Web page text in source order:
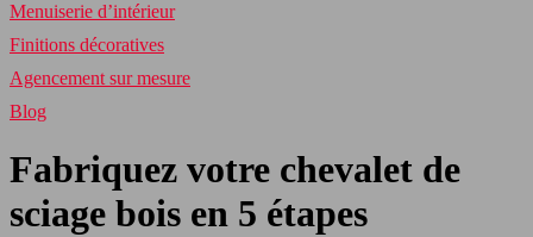
Menuiserie d’intérieur
Finitions décoratives
Agencement sur mesure
Blog
Fabriquez votre chevalet de
sciage bois en 5 étapes